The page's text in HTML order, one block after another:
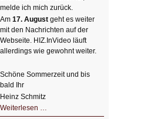
melde ich mich zurück.
Am 17. August geht es weiter
mit den Nachrichten auf der
Webseite. HIZ.InVideo läuft
allerdings wie gewohnt weiter.
Schöne Sommerzeit und bis
bald Ihr
Heinz Schmitz
Weiterlesen …
so